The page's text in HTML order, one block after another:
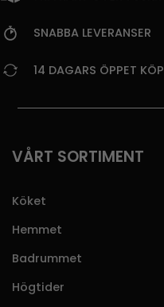
SNABBA LEVERANSER
14 DAGARS ÖPPET KÖP
VÅRT SORTIMENT
Köket
Hemmet
Badrummet
Högtider